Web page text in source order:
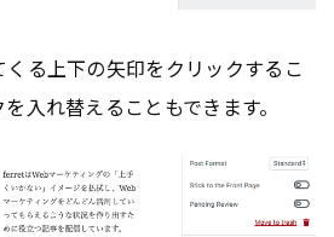
る上下の矢印をクリックするこ
入れ替えることもできます。